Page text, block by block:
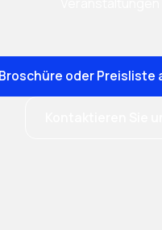
Broschüre oder Preisliste